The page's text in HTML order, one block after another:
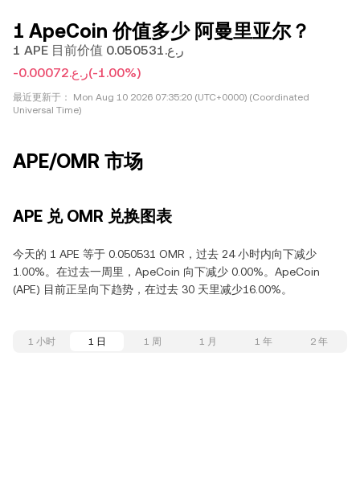
1 ApeCoin 价值多少 阿曼里亚尔？
1 APE 目前价值 ر.ع.0.050531
-ر.ع.0.00072(-1.00%)
最近更新于：
Mon Aug 10 2026 07:35:20 (UTC+0000) (Coordinated
Universal Time)
APE/OMR 市场
APE 兑 OMR 兑换图表
今天的 1 APE 等于 0.050531 OMR，过去 24 小时内向下减少
1.00%。在过去一周里，ApeCoin 向下减少 0.00%。ApeCoin
(APE) 目前正呈向下趋势，在过去 30 天里减少16.00%。
1 小时 1 日 1 周 1 月 1 年 2 年